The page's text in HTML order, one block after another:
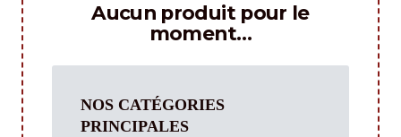
Aucun produit pour le
moment…
NOS CATÉGORIES
PRINCIPALES